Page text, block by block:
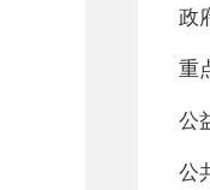
政
重
公